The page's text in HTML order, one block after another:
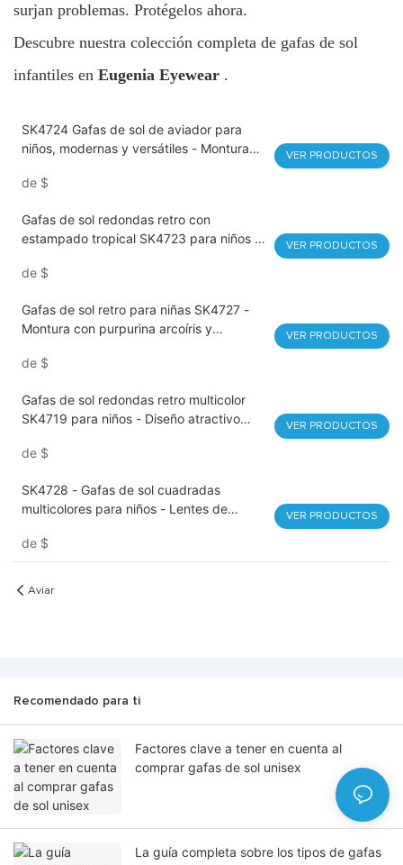
surjan problemas. Protégelos ahora.
Descubre nuestra colección completa de gafas de sol
infantiles en Eugenia Eyewear .
SK4724 Gafas de sol de aviador para
niños, modernas y versátiles - Montura
y niñas. Gafas de sol personalizadas con
de $
VER PRODUCTOS
Gafas de sol redondas retro con
estampado tropical SK4723 para niños -
Protección UV400 para niñas
de $
VER PRODUCTOS
Gafas de sol retro para niñas SK4727 -
Montura con purpurina arcoíris y
diario y en fiestas
de $
VER PRODUCTOS
Gafas de sol redondas retro multicolor
SK4719 para niños - Diseño atractivo
transparente - Protección UV400 para
de $
VER PRODUCTOS
SK4728 - Gafas de sol cuadradas
multicolores para niños - Lentes de
para disfrutar al aire libre
de $
VER PRODUCTOS
Aviar
Recomendado para ti
Factores clave a tener en cuenta al
comprar gafas de sol unisex
La guía completa sobre los tipos de gafas